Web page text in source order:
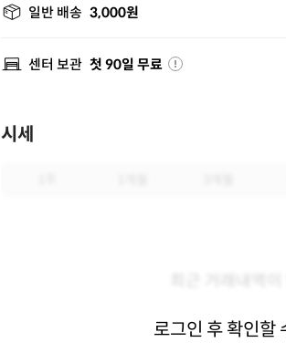
일반 배송 3,000원
센터 보관 첫 90일 무료
시세
로그인 후 확인할